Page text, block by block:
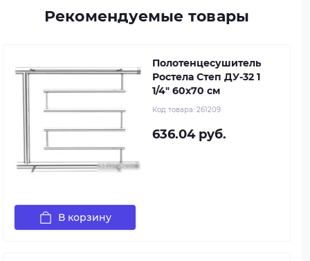
Рекомендуемые товары
Полотенцесушитель
Ростела Степ ДУ-32 1
1/4" 60x70 см
Код товара: 261209
636.04 руб.
В корзину